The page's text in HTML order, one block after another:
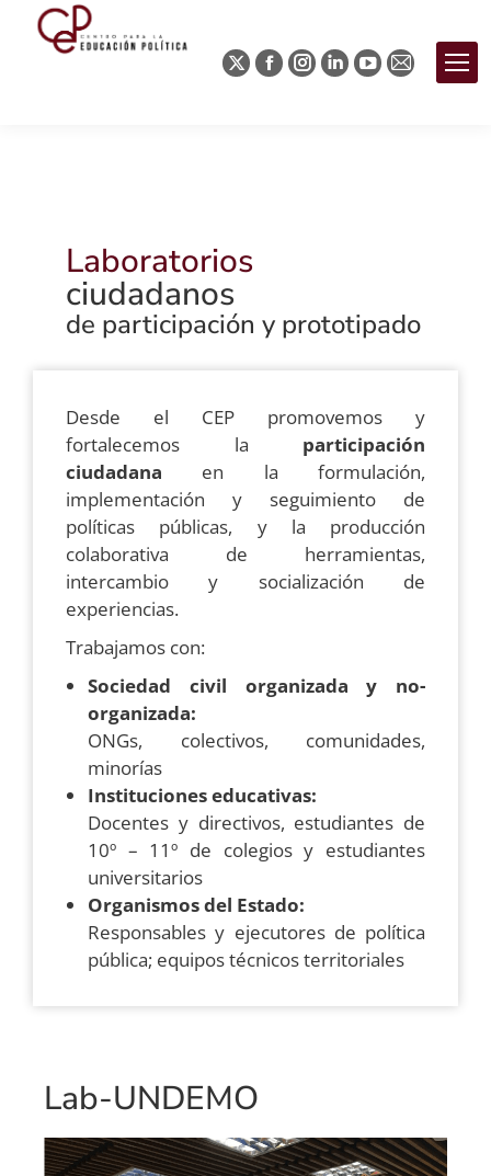
Laboratorios
ciudadanos
de participación y prototipado
Desde el CEP promovemos y
fortalecemos la participación
ciudadana en la formulación,
implementación y seguimiento de
políticas públicas, y la producción
colaborativa de herramientas,
intercambio y socialización de
experiencias.
Trabajamos con:
Sociedad civil organizada y no-
organizada:
ONGs, colectivos, comunidades,
minorías
Instituciones educativas:
Docentes y directivos, estudiantes de
10º – 11º de colegios y estudiantes
universitarios
Organismos del Estado:
Responsables y ejecutores de política
pública; equipos técnicos territoriales
Lab-UNDEMO